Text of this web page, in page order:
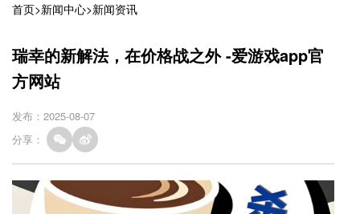
首页>新闻中心>新闻资讯
瑞幸的新解法，在价格战之外 -爱游戏app官
方网站
发布：2025-08-07
分享：